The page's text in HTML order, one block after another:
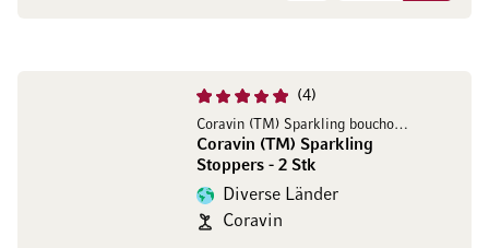
4
Coravin (TM) Sparkling bouchons - 2 pcs
Coravin (TM) Sparkling
Stoppers - 2 Stk
Diverse Länder
Coravin